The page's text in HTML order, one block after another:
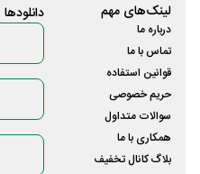
لینک‌های مهم
درباره ما
تماس با ما
قوانین استفاده
حریم خصوصی
سوالات متداول
همکاری با ما
بلاگ کانال تخفیف
دانلود‌ها